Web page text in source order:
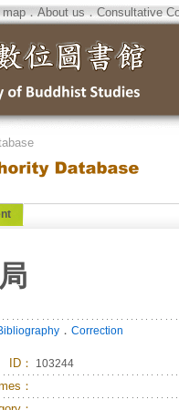
．About us．Consultative
． Correction
ID ： 103244
：